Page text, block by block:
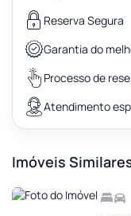
Reserva Segura
Garantia do
Processo de
Atendimento
Imóveis